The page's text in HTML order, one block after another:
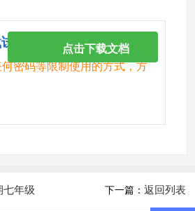
卷
密码等限制使用的方式，方
点击下载文档
七年级 下一篇： 返回列表